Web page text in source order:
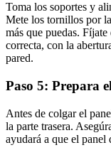
Toma los soportes y
Mete los tornillos por
más que puedas.
correcta, con la
pared.
Paso 5: Prepara
Antes de colgar el
la parte trasera.
ayudará a que el panel